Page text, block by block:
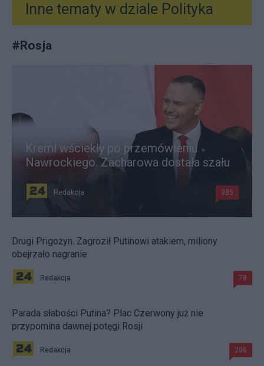
Inne tematy w dziale Polityka
#Rosja
Kreml wściekły po przemówieniu
Nawrockiego. Zacharowa dostała szału
Redakcja 385
Drugi Prigożyn. Zagroził Putinowi atakiem, miliony
obejrzało nagranie
Redakcja 78
Parada słabości Putina? Plac Czerwony już nie
przypomina dawnej potęgi Rosji
Redakcja 206